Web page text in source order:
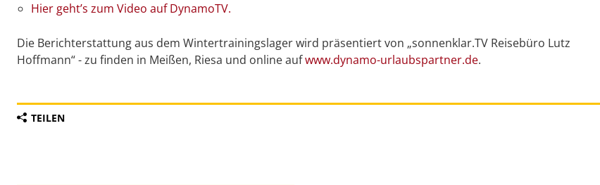
Hier geht’s zum Video auf DynamoTV.
Die Berichterstattung aus dem Wintertrainingslager wird präsentiert von „sonnenklar.TV Reisebüro Lutz
Hoffmann“ - zu finden in Meißen, Riesa und online aufwww.dynamo-urlaubspartner.de.
TEILEN